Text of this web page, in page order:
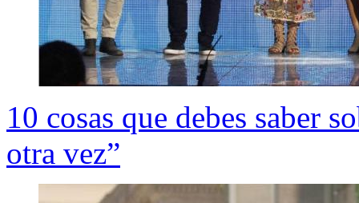
10 cosas que debes saber
otra vez”